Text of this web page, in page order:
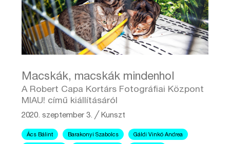
Macskák, macskák mindenhol
A Robert Capa Kortárs Fotográfiai Központ
MIAU! című kiállításáról
2020. szeptember 3. ╱Kunszt
Ács Bálint Barakonyi Szabolcs Gáldi Vinkó Andrea